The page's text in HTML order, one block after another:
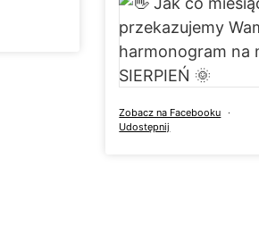
Zobacz na Facebooku
·
Udostępnij